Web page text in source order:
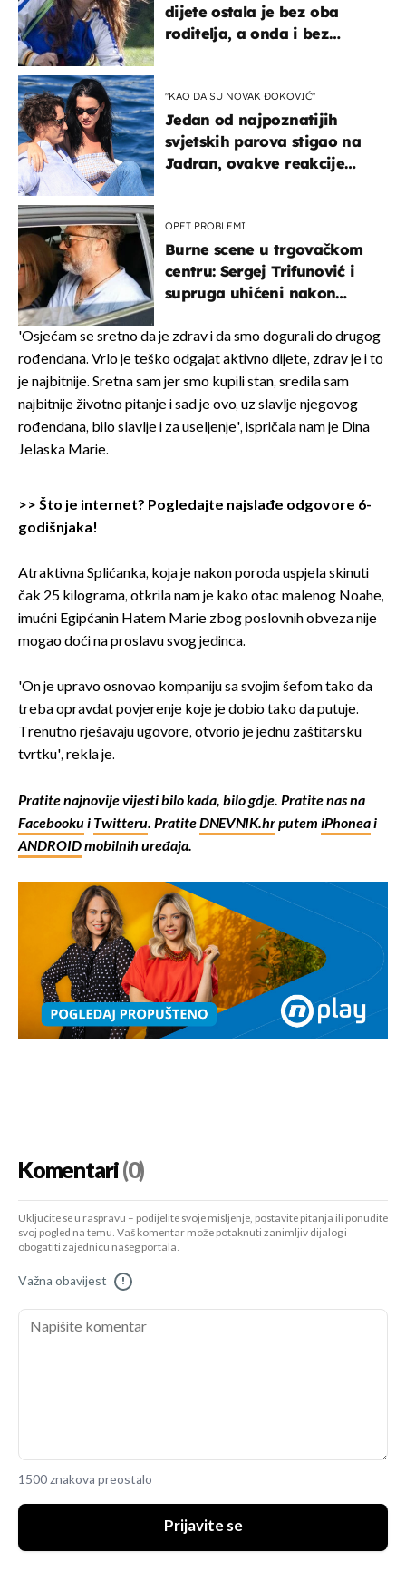
dijete ostala je bez oba
roditelja, a onda i bez
"KAO DA SU NOVAK ĐOKOVIĆ"
Jedan od najpoznatijih
svjetskih parova stigao na
Jadran, ovakve reakcije
OPET PROBLEMI
Burne scene u trgovačkom
centru: Sergej Trifunović i
supruga uhićeni nakon
'Osjećam se sretno da je zdrav i da smo dogurali do drugog
rođendana. Vrlo je teško odgajat aktivno dijete, zdrav je i to
je najbitnije. Sretna sam jer smo kupili stan, sredila sam
najbitnije životno pitanje i sad je ovo, uz slavlje njegovog
rođendana, bilo slavlje i za useljenje', ispričala nam je Dina
Jelaska Marie.
>> Što je internet? Pogledajte najslađe odgovore 6-
godišnjaka!
Atraktivna Splićanka, koja je nakon poroda uspjela skinuti
čak 25 kilograma, otkrila nam je kako otac malenog Noahe,
imućni Egipćanin Hatem Marie zbog poslovnih obveza nije
mogao doći na proslavu svog jedinca.
'On je upravo osnovao kompaniju sa svojim šefom tako da
treba opravdat povjerenje koje je dobio tako da putuje.
Trenutno rješavaju ugovore, otvorio je jednu zaštitarsku
tvrtku', rekla je.
Pratite najnovije vijesti bilo kada, bilo gdje. Pratite nas na
Facebookui Twitteru. PratiteDNEVNIK.hrputem iPhoneai
ANDROIDmobilnih uređaja.
Komentari(0)
Uključite se u raspravu – podijelite svoje mišljenje, postavite pitanja ili ponudite
svoj pogled na temu. Vaš komentar može potaknuti zanimljiv dijalog i
obogatiti zajednicu našeg portala.
Važna obavijest !
1500 znakova preostalo
Prijavite se